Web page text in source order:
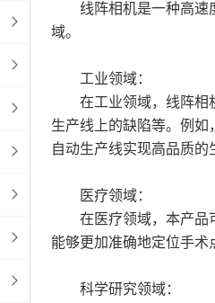
线阵相机是一种高速度
域。
工业领域：
在工业领域，线阵相机
生产线上的缺陷等。例
自动生产线实现高品质的
医疗领域：
在医疗领域，本产品可
能够更加准确地定位手术
科学研究领域：